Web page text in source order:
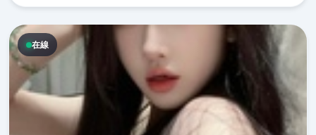
在線